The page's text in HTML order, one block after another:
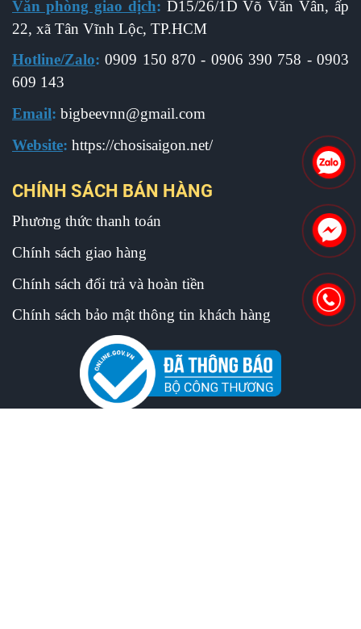
Văn phòng giao dịch: D15/26/1D Võ Văn Vân, ấp
22, xã Tân Vĩnh Lộc, TP.HCM
Hotline/Zalo: 0909 150 870 - 0906 390 758 - 0903
609 143
Email: bigbeevnn@gmail.com
Website: https://chosisaigon.net/
CHÍNH SÁCH BÁN HÀNG
Phương thức thanh toán
Chính sách giao hàng
Chính sách đổi trả và hoàn tiền
Chính sách bảo mật thông tin khách hàng